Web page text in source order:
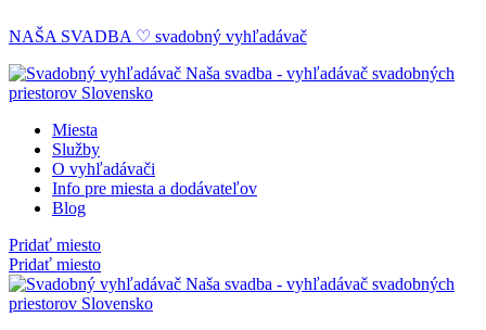
NAŠA SVADBA ♡ svadobný vyhľadávač
Miesta
Služby
O vyhľadávači
Info pre miesta a dodávateľov
Blog
Pridať miesto
Pridať miesto